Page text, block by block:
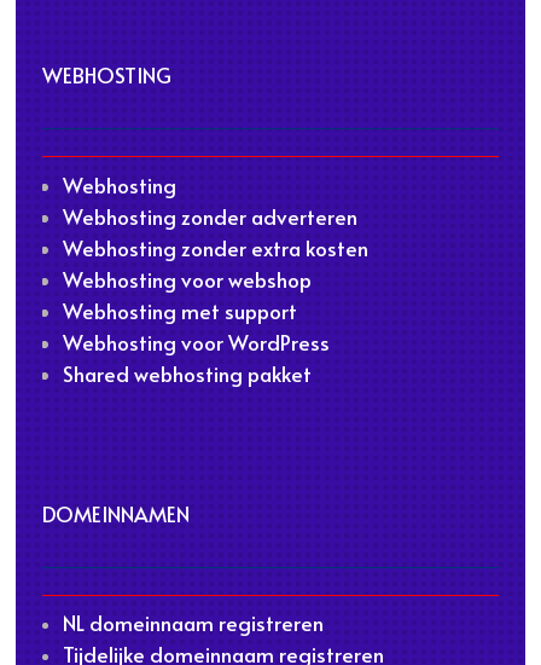
WEBHOSTING
Webhosting
Webhosting zonder adverteren
Webhosting zonder extra kosten
Webhosting voor webshop
Webhosting met support
Webhosting voor WordPress
Shared webhosting pakket
DOMEINNAMEN
NL domeinnaam registreren
Tijdelijke domeinnaam registreren